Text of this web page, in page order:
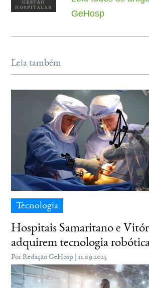
GeHosp
Leia também
Tecnologia
Hospitais Samaritano e
adquirem tecnologia
Por Redação GeHosp | 12.09.2025